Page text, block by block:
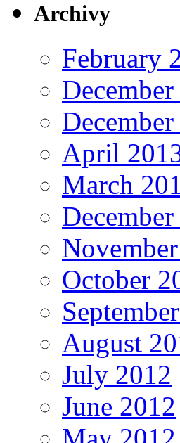
Archivy
February
April
March
October
August
July 2012
June 2012